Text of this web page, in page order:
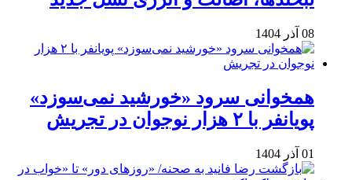
08 آذر 1404
همخوانی سرود «خورشید نمی‌سوزد»
پویانفر با ۲ هزار نوجوان در تجریش
01 آذر 1404